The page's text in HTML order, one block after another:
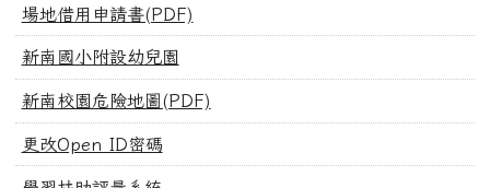
場地借用申請書(PDF)
新南國小附設幼兒園
新南校園危險地圖(PDF)
更改Open ID密碼